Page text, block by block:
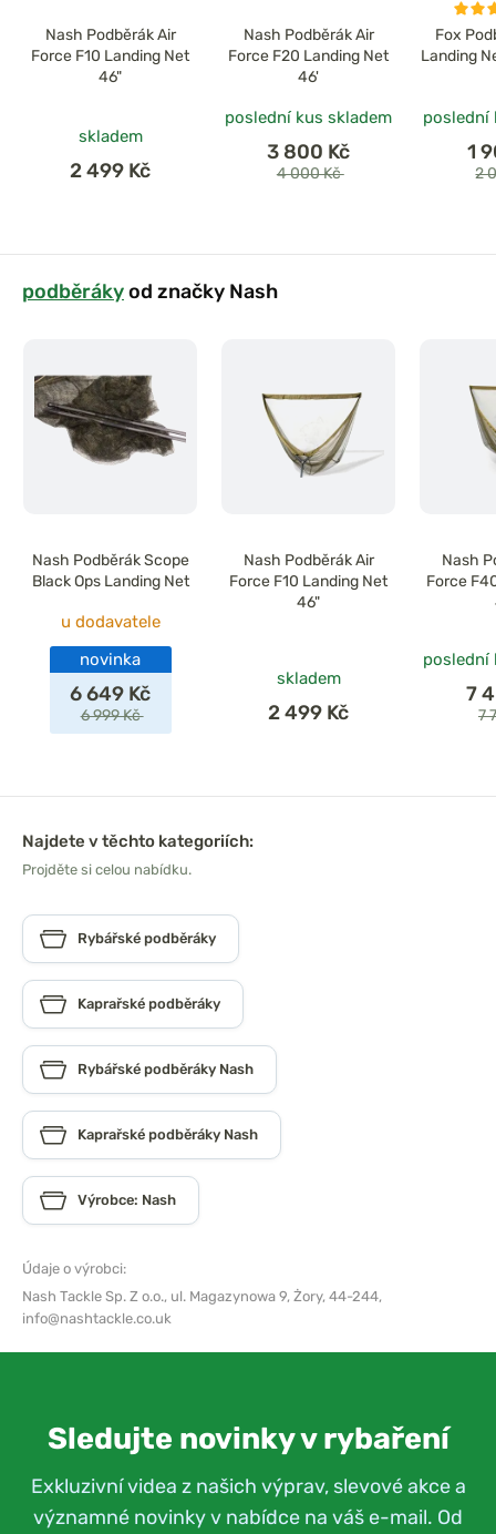
Nash Podběrák Air
Force F10 Landing Net
46"
skladem
2 499 Kč
Nash Podběrák Air
Force F20 Landing Net
46'
poslední kus skladem
3 800 Kč
4 000 Kč
Fox
Landing
poslední
1
2
podběrákyod značky Nash
Nash Podběrák Scope
Black Ops Landing Net
u dodavatele
novinka
6 649 Kč
6 999 Kč
Nash Podběrák Air
Force F10 Landing Net
46"
skladem
2 499 Kč
Nash
Force
poslední
7
7
Najdete v těchto kategoriích:
Projděte si celou nabídku.
Rybářské podběráky
Kaprařské podběráky
Rybářské podběráky Nash
Kaprařské podběráky Nash
Výrobce: Nash
Údaje o výrobci:
Nash Tackle Sp. Z o.o., ul. Magazynowa 9, Żory, 44-244,
info@nashtackle.co.uk
Sledujte novinky v rybaření
Exkluzivní videa z našich výprav, slevové akce a
významné novinky v nabídce na váš e-mail. Od